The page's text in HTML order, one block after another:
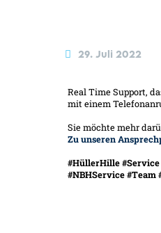
29. Juli 2022
Real Time Support,
mit einem
Sie möchte mehr
Zu unseren
#HüllerHille #Service
#NBHService #Team